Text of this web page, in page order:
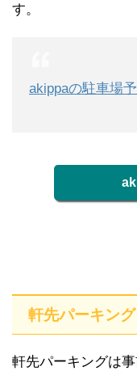
す。
akippaの駐車場
軒先パーキング
軒先パーキングは